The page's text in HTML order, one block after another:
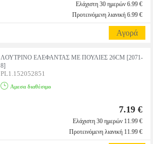
Ελάχιστη 30 ημερών 6.99 €
Προτεινόμενη λιανική 6.99 €
Αγορά
ΛΟΥΤΡΙΝΟ ΕΛΕΦΑΝΤΑΣ ΜΕ ΠΟΥΛΙΕΣ 26CM [2071-
8]
PL1.152052851
Αμεσα διαθέσιμο
7.19 €
Ελάχιστη 30 ημερών 11.99 €
Προτεινόμενη λιανική 11.99 €